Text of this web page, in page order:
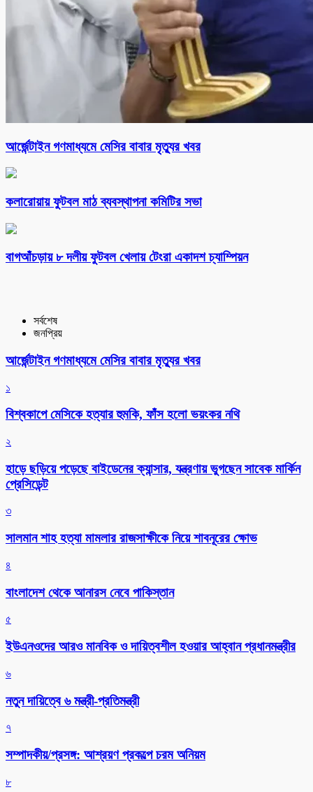
আর্জেন্টাইন গণমাধ্যমে মেসির বাবার মৃত্যুর খবর
কলারোয়ায় ফুটবল মাঠ ব্যবস্থাপনা কমিটির সভা
বাগআঁচড়ায় ৮ দলীয় ফুটবল খেলায় টেংরা একাদশ চ্যাম্পিয়ন
সর্বশেষ
জনপ্রিয়
আর্জেন্টাইন গণমাধ্যমে মেসির বাবার মৃত্যুর খবর
১
বিশ্বকাপে মেসিকে হত্যার হুমকি, ফাঁস হলো ভয়ংকর নথি
২
হাড়ে ছড়িয়ে পড়েছে বাইডেনের ক্যান্সার, যন্ত্রণায় ভুগছেন সাবেক মার্কিন
প্রেসিডেন্ট
৩
সালমান শাহ হত্যা মামলার রাজসাক্ষীকে নিয়ে শাবনূরের ক্ষোভ
৪
বাংলাদেশ থেকে আনারস নেবে পাকিস্তান
৫
ইউএনওদের আরও মানবিক ও দায়িত্বশীল হওয়ার আহ্বান প্রধানমন্ত্রীর
৬
নতুন দায়িত্বে ৬ মন্ত্রী-প্রতিমন্ত্রী
৭
সম্পাদকীয়/প্রসঙ্গ: আশ্রয়ণ প্রকল্পে চরম অনিয়ম
৮